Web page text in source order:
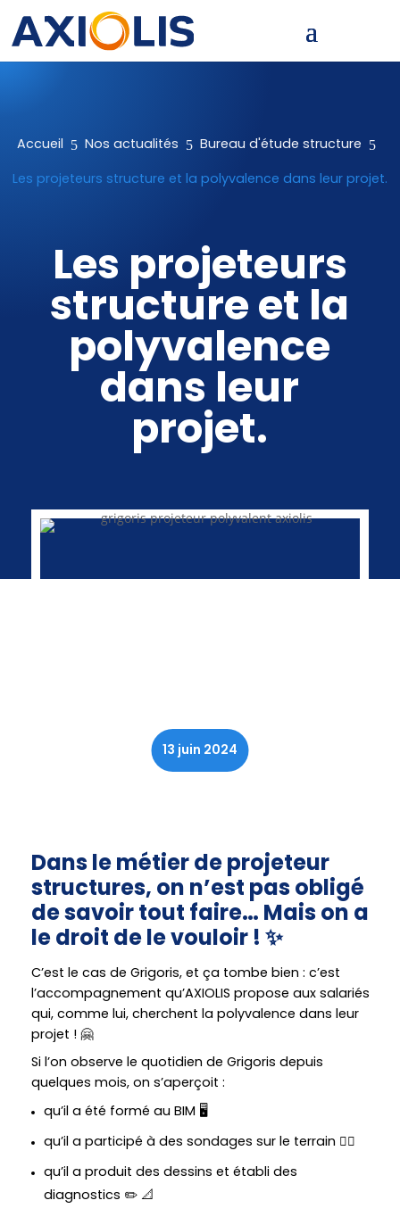
Accueil 5 Nos actualités 5 Bureau d'étude structure 5
Les projeteurs structure et la polyvalence dans leur projet.
Les projeteurs
structure et la
polyvalence
dans leur
projet.
13 juin 2024
Dans le métier de projeteur
structures, on n’est pas obligé
de savoir tout faire… Mais on a
le droit de le vouloir ! ✨
C’est le cas de Grigoris, et ça tombe bien : c’est
l’accompagnement qu’AXIOLIS propose aux salariés
qui, comme lui, cherchent la polyvalence dans leur
projet ! 🤗
Si l’on observe le quotidien de Grigoris depuis
quelques mois, on s’aperçoit :
qu’il a été formé au BIM 🖥️
qu’il a participé à des sondages sur le terrain 👷‍♂️
qu’il a produit des dessins et établi des
diagnostics ✏️ 📐